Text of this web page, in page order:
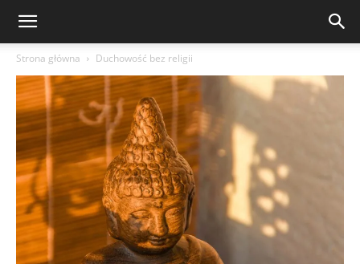
Strona główna Duchowość bez religii